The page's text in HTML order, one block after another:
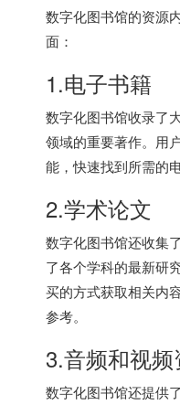
数字化图书馆的资源
面：
1.电子书籍
数字化图书馆收录了
领域的重要著作。用
能，快速找到所需的
2.学术论文
数字化图书馆还收集
了各个学科的最新研
买的方式获取相关内
参考。
3.音频和视频
数字化图书馆还提供